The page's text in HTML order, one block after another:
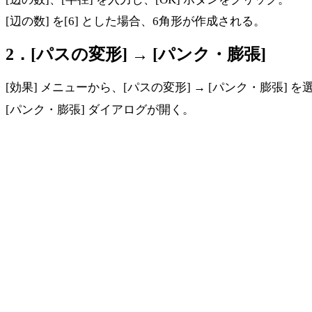
[辺の数] を[6] とした場合、6角形が作成される。
2．[パスの変形] → [パンク・膨張]
[効果] メニューから、[パスの変形] → [パンク・膨張] を選
[パンク・膨張] ダイアログが開く。